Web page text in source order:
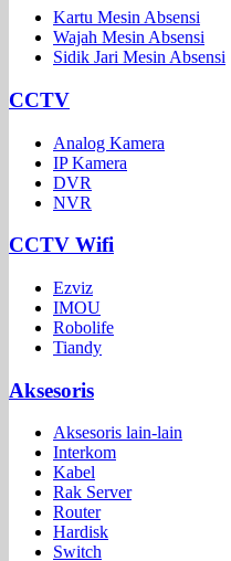
Kartu Mesin Absensi
Wajah Mesin Absensi
Sidik Jari Mesin Absensi
CCTV
Analog Kamera
IP Kamera
DVR
NVR
CCTV Wifi
Ezviz
IMOU
Robolife
Tiandy
Aksesoris
Aksesoris lain-lain
Interkom
Kabel
Rak Server
Router
Hardisk
Switch